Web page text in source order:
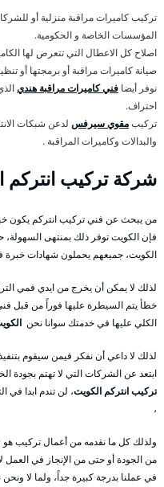
تركيب كاميرات مراقبة منزلية أو
المؤسسات الخاصة و الحكومية.
اصلاح كل الاعطال التي تتعرض لها
صيانة كاميرات مراقبة أو برمجتها أو
نوفر أيضا فني كاميرات مراقبة هندي
احتراف.
تركيبمقوي سيرفس لدعن شبكات
والبدالات وكاميرات المراقبة .
شركة تركيب انتركم
من يبحث عن فني تركيب انتركم يكون
فإن الكويت توفر ذلك بمنتهى السهولة،
الكويت، جميعهم يحملون شهادات خبرة
لذلك لا يمكن أن يخرج من ايدي فمي
خطأ يتم السيطرة عليها فوراً من قبل
الكلي عليها في خدمتك سوانا نحن
لذلك لا داعي أن نفكر فيمن سيقوم
ابتعد عن الشركات التي لا تهتم بجودة
تركيب انتركم الكويت، لن تندم ابدا في
،
ولذلك كل ما نقدمه من أعمال تركيب هو
من الجودة أو حتى من الإنجاز في
في عملنا بدرجة كبيرة جداً، ولما لا